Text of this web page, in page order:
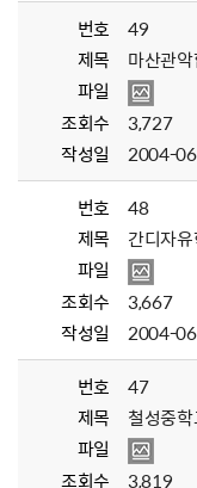
번호
49
제목
마산관
파일
조회수
3,727
작성일
2004-
번호
48
제목
간디자
파일
조회수
3,667
작성일
2004-
번호
47
제목
철성중
파일
조회수
3,819